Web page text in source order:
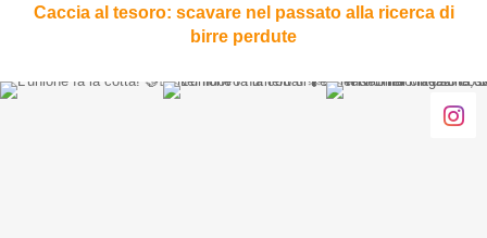
birreCaccia al tesoro: scavare nel passato alla ricerca di
birre perdute